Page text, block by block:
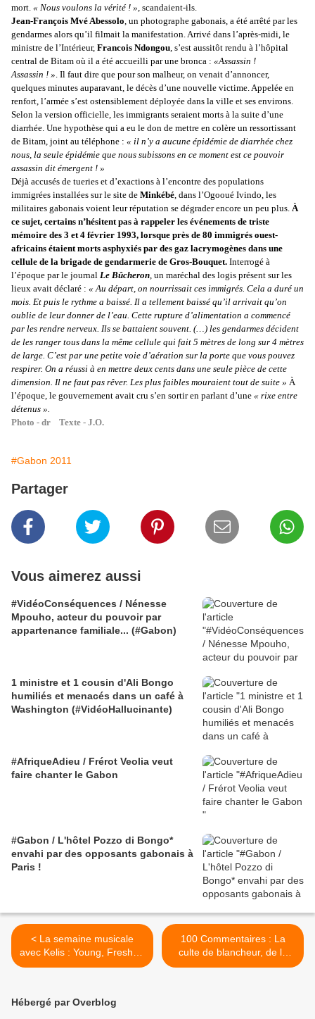
mort. « Nous voulons la vérité ! » , scandaient-ils.
Jean-François Mvé Abessolo , un photographe gabonais, a été arrêté par les
gendarmes alors qu’il filmait la manifestation. Arrivé dans l’après-midi, le
ministre de l’Intérieur, Francois Ndongou , s’est aussitôt rendu à l’hôpital
central de Bitam où il a été accueilli par une bronca : «Assassin !
Assassin ! » . Il faut dire que pour son malheur, on venait d’annoncer,
quelques minutes auparavant, le décès d’une nouvelle victime. Appelée en
renfort, l’armée s’est ostensiblement déployée dans la ville et ses environs.
Selon la version officielle, les immigrants seraient morts à la suite d’une
diarrhée. Une hypothèse qui a eu le don de mettre en colère un ressortissant
de Bitam, joint au téléphone : « il n’y a aucune épidémie de diarrhée chez
nous, la seule épidémie que nous subissons en ce moment est ce pouvoir
assassin dit émergent ! »
Déjà accusés de tueries et d’exactions à l’encontre des populations
immigrées installées sur le site de Minkébé , dans l’Ogooué Ivindo, les
militaires gabonais voient leur réputation se dégrader encore un peu plus. À
ce sujet, certains n’hésitent pas à rappeler les événements de triste
mémoire des 3 et 4 février 1993, lorsque près de 80 immigrés ouest-
africains étaient morts asphyxiés par des gaz lacrymogènes dans une
cellule de la brigade de gendarmerie de Gros-Bouquet. Interrogé à
l’époque par le journal Le Bûcheron , un maréchal des logis présent sur les
lieux avait déclaré : « Au départ, on nourrissait ces immigrés. Cela a duré un
mois. Et puis le rythme a baissé. Il a tellement baissé qu’il arrivait qu’on
oublie de leur donner de l’eau. Cette rupture d’alimentation a commencé
par les rendre nerveux. Ils se battaient souvent. (…) les gendarmes décident
de les ranger tous dans la même cellule qui fait 5 mètres de long sur 4 mètres
de large. C’est par une petite voie d’aération sur la porte que vous pouvez
respirer. On a réussi à en mettre deux cents dans une seule pièce de cette
dimension. Il ne faut pas rêver. Les plus faibles mouraient tout de suite » À
l’époque, le gouvernement avait cru s’en sortir en parlant d’une « rixe entre
détenus ».
Photo - dr Texte - J.O.
#Gabon 2011
Partager
Vous aimerez aussi
#VidéoConséquences / Nénesse
Mpouho, acteur du pouvoir par
appartenance familiale... (#Gabon)
1 ministre et 1 cousin d'Ali Bongo
humiliés et menacés dans un café à
Washington (#VidéoHallucinante)
#AfriqueAdieu / Frérot Veolia veut
faire chanter le Gabon
#Gabon / L'hôtel Pozzo di Bongo*
envahi par des opposants gabonais à
Paris !
< La semaine musicale
avec Kelis : Young, Fresh N'
New
100 Commentaires : La
culte de blancheur, de la
beauté...En Asie aussi!!! >
Hébergé par Overblog